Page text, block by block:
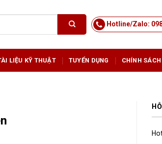
Hotline/Zalo:
LIỆU KỸ THUẬT TUYỂN DỤNG CHÍNH SÁCH